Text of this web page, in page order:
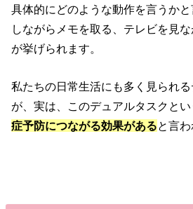
具体的にどのような動作を言うか
しながらメモを取る、テレビを見
が挙げられます。
私たちの日常生活にも多く見られ
が、実は、このデュアルタスクと
症予防につながる効果があると言わ